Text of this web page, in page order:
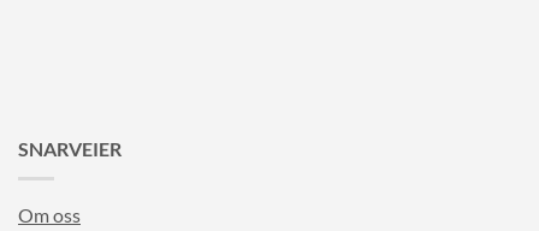
SNARVEIER
Om oss